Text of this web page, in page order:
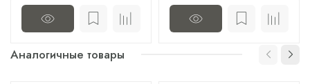
Аналогичные товары